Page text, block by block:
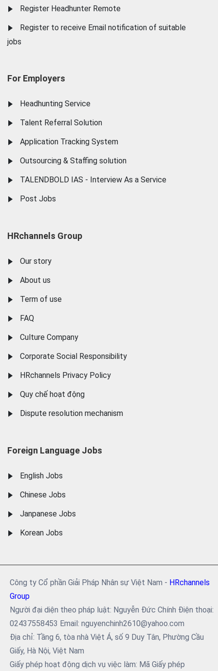
Register Headhunter Remote
Register to receive Email notification of suitable
jobs
For Employers
Headhunting Service
Talent Referral Solution
Application Tracking System
Outsourcing & Staffing solution
TALENDBOLD IAS - Interview As a Service
Post Jobs
HRchannels Group
Our story
About us
Term of use
FAQ
Culture Company
Corporate Social Responsibility
HRchannels Privacy Policy
Quy chế hoạt động
Dispute resolution mechanism
Foreign Language Jobs
English Jobs
Chinese Jobs
Janpanese Jobs
Korean Jobs
Công ty Cổ phần Giải Pháp Nhân sự Việt Nam - HRchannels
Group
Người đại diện theo pháp luật: Nguyễn Đức Chính Điện thoại:
02437558453 Email: nguyenchinh2610@yahoo.com
Địa chỉ: Tầng 6, tòa nhà Việt Á, số 9 Duy Tân, Phường Cầu
Giấy, Hà Nội, Việt Nam
Giấy phép hoạt động dịch vụ việc làm: Mã Giấy phép